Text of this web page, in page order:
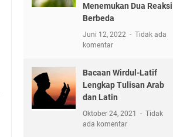
Menemukan Dua Reaksi
Berbeda
Juni 12, 2022
Tidak ada
komentar
Bacaan Wirdul-Latif
Lengkap Tulisan Arab
dan Latin
Oktober 24, 2021
Tidak
ada komentar